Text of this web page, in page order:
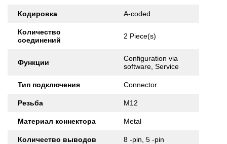
Кодировка A-coded
Количество
соединений
2 Piece(s)
Функции
Configuration via
software, Service
Тип подключения Connector
Резьба M12
Материал коннектора Metal
Количество выводов 8 -pin, 5 -pin